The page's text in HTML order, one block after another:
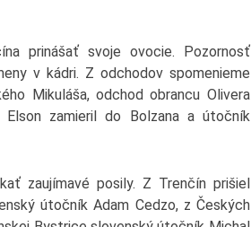
prinášať svoje ovocie. Pozornosť
v kádri. Z odchodov spomenieme
Mikuláša, odchod obrancu Olivera
zamieril do Bolzana a útočník
zaujímavé posily. Z Trenčín prišiel
útočník Adam Cedzo, z Českých